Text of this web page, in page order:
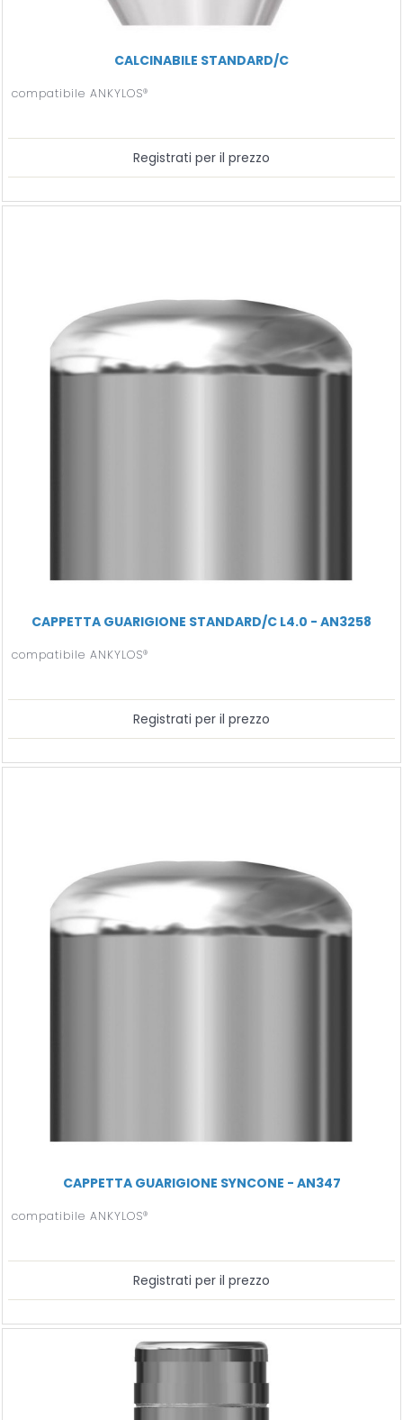
CALCINABILE STANDARD/C
compatibile ANKYLOS®
Registrati per il prezzo
CAPPETTA GUARIGIONE STANDARD/C L4.0 - AN3258
compatibile ANKYLOS®
Registrati per il prezzo
CAPPETTA GUARIGIONE SYNCONE - AN347
compatibile ANKYLOS®
Registrati per il prezzo